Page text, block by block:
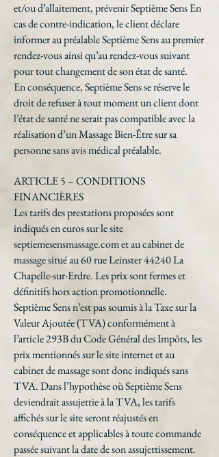
et/ou d’allaitement, prévenir Septième Sens En
cas de contre-indication, le client déclare
informer au préalable Septième Sens au premier
rendez-vous ainsi qu’au rendez-vous suivant
pour tout changement de son état de santé.
En conséquence, Septième Sens se réserve le
droit de refuser à tout moment un client dont
l’état de santé ne serait pas compatible avec la
réalisation d’un Massage Bien-Être sur sa
personne sans avis médical préalable.
ARTICLE 5 – CONDITIONS
FINANCIÈRES
Les tarifs des prestations proposées sont
indiqués en euros sur le site
septiemesensmassage.com et au cabinet de
massage situé au 60 rue Leinster 44240 La
Chapelle-sur-Erdre. Les prix sont fermes et
définitifs hors action promotionnelle.
Septième Sens n’est pas soumis à la Taxe sur la
Valeur Ajoutée (TVA) conformément à
l’article 293B du Code Général des Impôts, les
prix mentionnés sur le site internet et au
cabinet de massage sont donc indiqués sans
TVA. Dans l’hypothèse où Septième Sens
deviendrait assujettie à la TVA, les tarifs
affichés sur le site seront réajustés en
conséquence et applicables à toute commande
passée suivant la date de son assujettissement.